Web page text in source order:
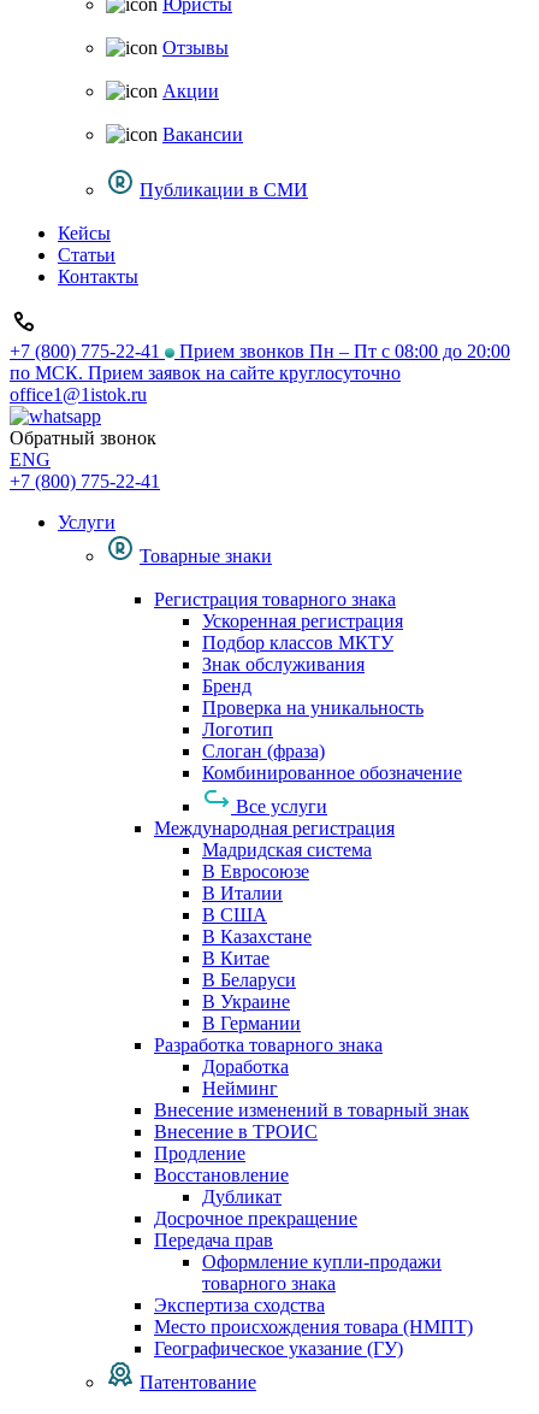
Юристы
Отзывы
Акции
Вакансии
Публикации в СМИ
Кейсы
Статьи
Контакты
+7 (800) 775-22-41
Прием звонков Пн – Пт с 08:00 до 20:00
по МСК. Прием заявок на сайте круглосуточно
office1@1istok.ru
Обратный звонок
ENG
+7 (800) 775-22-41
Услуги
Товарные знаки
Регистрация товарного знака
Ускоренная регистрация
Подбор классов МКТУ
Знак обслуживания
Бренд
Проверка на уникальность
Логотип
Слоган (фраза)
Комбинированное обозначение
Все услуги
Международная регистрация
Мадридская система
В Евросоюзе
В Италии
В США
В Казахстане
В Китае
В Беларуси
В Украине
В Германии
Разработка товарного знака
Доработка
Нейминг
Внесение изменений в товарный знак
Внесение в ТРОИС
Продление
Восстановление
Дубликат
Досрочное прекращение
Передача прав
Оформление купли-продажи
товарного знака
Экспертиза сходства
Место происхождения товара (НМПТ)
Географическое указание (ГУ)
Патентование